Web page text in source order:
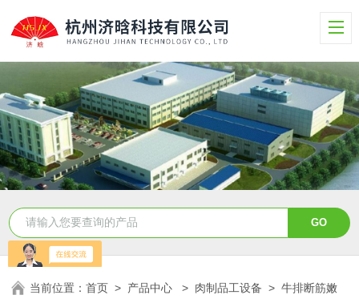
当前位置：首页 > 产品中心 > 肉制品工设备 >牛排断筋嫩